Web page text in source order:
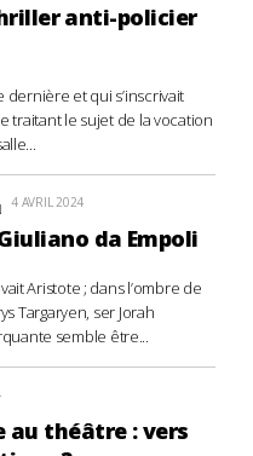
anti-policier
dernière et qui s’inscrivait
traitant le sujet de la vocation
4 AVRIL 2024
da Empoli
Aristote ; dans l’ombre de
Targaryen, ser Jorah
semble être...
au théâtre : vers